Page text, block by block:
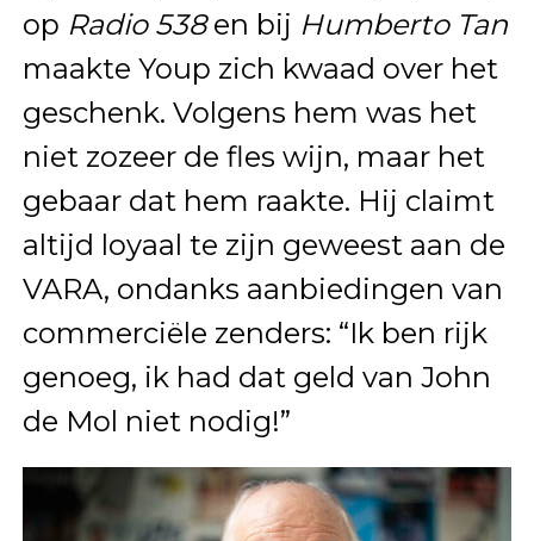
op Radio 538en bij Humberto Tan
maakte Youp zich kwaad over het
geschenk. Volgens hem was het
niet zozeer de fles wijn, maar het
gebaar dat hem raakte. Hij claimt
altijd loyaal te zijn geweest aan de
VARA, ondanks aanbiedingen van
commerciële zenders: “Ik ben rijk
genoeg, ik had dat geld van John
de Mol niet nodig!”